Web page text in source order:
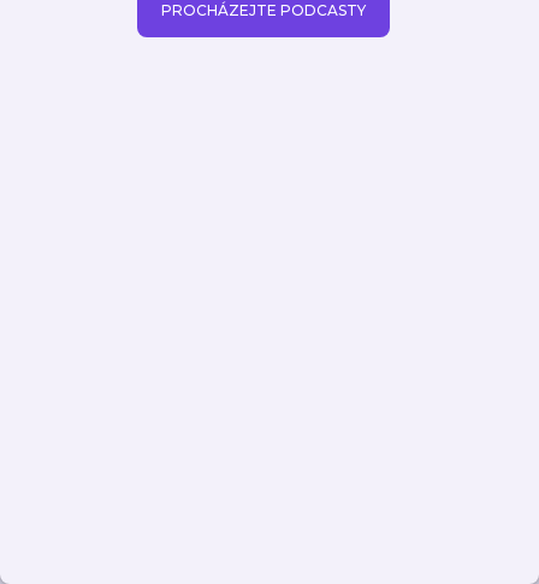
PROCHÁZEJTE PODCASTY